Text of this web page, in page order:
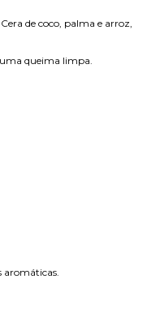
de coco, palma e arroz,
queima limpa.
aromáticas.